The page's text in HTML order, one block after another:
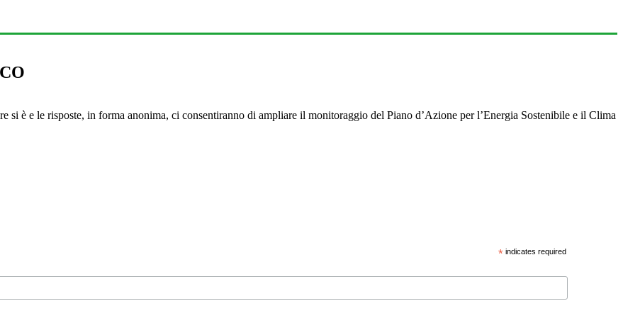
è e le risposte, in forma anonima, ci consentiranno di ampliare il monitoraggio del Piano d’Azione per l’Energia Sostenibile e il Clima
* indicates required